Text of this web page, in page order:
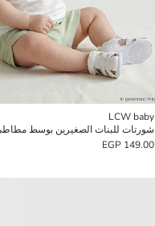
LCW baby
شورتات للبنات الصغيرين بوسط
149.00 EGP